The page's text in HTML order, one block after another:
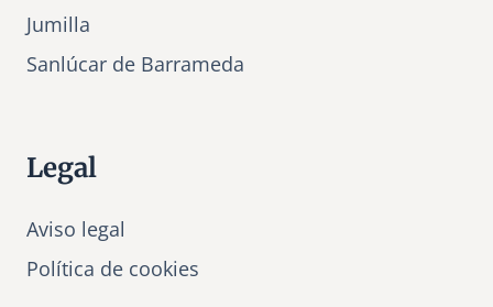
Jumilla
Sanlúcar de Barrameda
Legal
Aviso legal
Política de cookies